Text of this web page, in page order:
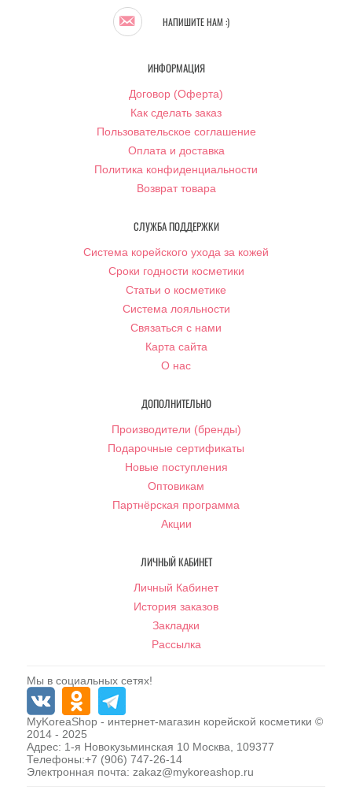
НАПИШИТЕ НАМ :)
ИНФОРМАЦИЯ
Договор (Оферта)
Как сделать заказ
Пользовательское соглашение
Оплата и доставка
Политика конфиденциальности
Возврат товара
СЛУЖБА ПОДДЕРЖКИ
Система корейского ухода за кожей
Сроки годности косметики
Статьи о косметике
Система лояльности
Связаться с нами
Карта сайта
О нас
ДОПОЛНИТЕЛЬНО
Производители (бренды)
Подарочные сертификаты
Новые поступления
Оптовикам
Партнёрская программа
Акции
ЛИЧНЫЙ КАБИНЕТ
Личный Кабинет
История заказов
Закладки
Рассылка
Мы в социальных сетях!
MyKoreaShop - интернет-магазин корейской косметики ©
2014 - 2025
Адрес: 1-я Новокузьминская 10 Москва
109377
Телефоны:+7 (906) 747-26-14
Электронная почта: zakaz@mykoreashop.ru